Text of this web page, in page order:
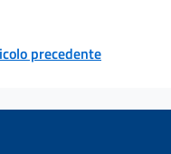
precedente